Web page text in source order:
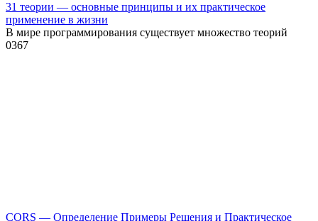
31 теории — основные принципы и их практическое
применение в жизни
В мире программирования существует множество теорий
0367
CORS — Определение Примеры Решения и Практическое